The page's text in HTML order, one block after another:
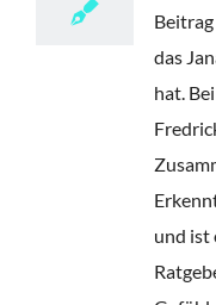
das
hat.
und ist